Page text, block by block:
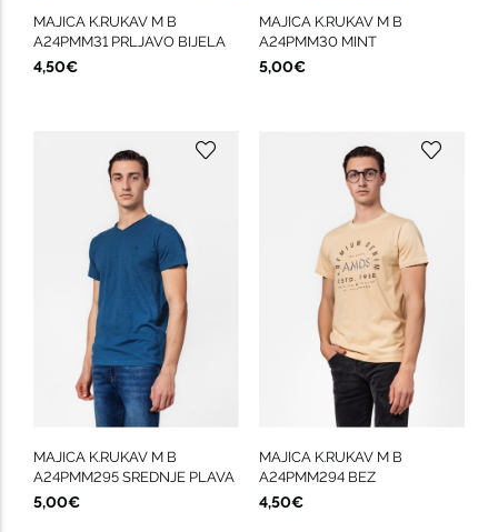
MAJICA K.RUKAV M B
A24PMM31 PRLJAVO BIJELA
4,50€
MAJICA K.RUKAV M B
A24PMM30 MINT
5,00€
MAJICA K.RUKAV M B
A24PMM295 SREDNJE PLAVA
5,00€
MAJICA K.RUKAV M B
A24PMM294 BEZ
4,50€